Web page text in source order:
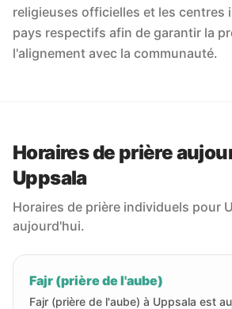
religieuses officielles et les centres
pays respectifs afin de garantir la
l'alignement avec la communauté.
Horaires de prière
Uppsala
Horaires de prière individuels pour
aujourd'hui.
Fajr (prière de l'aube)
Fajr (prière de l'aube) à Uppsala est